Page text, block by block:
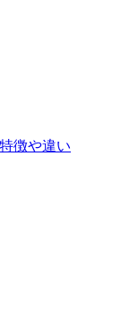
徴や違い